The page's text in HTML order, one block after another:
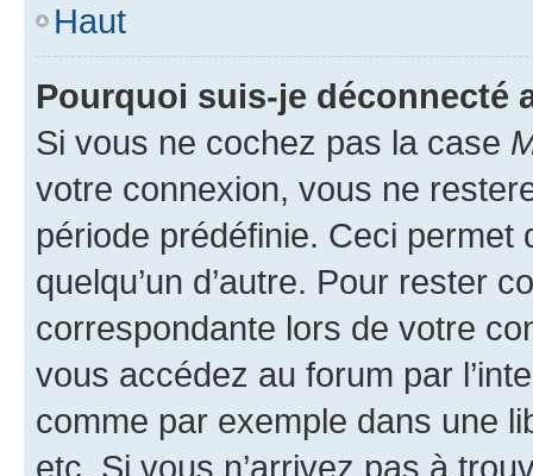
Haut
Pourquoi suis-je déconnecté
Si vous ne cochez pas la case
votre connexion, vous ne
période prédéfinie. Ceci permet
quelqu’un d’autre. Pour rester
correspondante lors de votre
vous accédez au forum par
comme par exemple dans une
etc. Si vous n’arrivez pas à